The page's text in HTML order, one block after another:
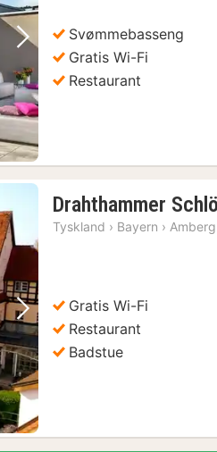
Neste bilde
Svømmebasseng
Gratis Wi-Fi
Restaurant
Neste bilde
Drahthammer
Tyskland › Bayern › Amberg
Gratis Wi-Fi
Restaurant
Badstue